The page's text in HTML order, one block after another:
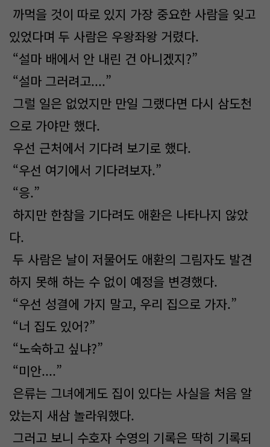
까먹을 것이 따로 있지 가장 중요한 사람을 잊고
있었다며 두 사람은 우왕좌왕 거렸다.
“설마 배에서 안 내린 건 아니겠지?”
“설마 그러려고....”
그럴 일은 없었지만 만일 그랬다면 다시 삼도천
으로 가야만 했다.
우선 근처에서 기다려 보기로 했다.
“우선 여기에서 기다려보자.”
“응.”
하지만 한참을 기다려도 애환은 나타나지 않았
다.
두 사람은 날이 저물어도 애환의 그림자도 발견
하지 못해 하는 수 없이 예정을 변경했다.
“우선 성결에 가지 말고, 우리 집으로 가자.”
“너 집도 있어?”
“노숙하고 싶냐?”
“미안....”
은류는 그녀에게도 집이 있다는 사실을 처음 알
았는지 새삼 놀라워했다.
그러고 보니 수호자 수영의 기록은 딱히 기록되